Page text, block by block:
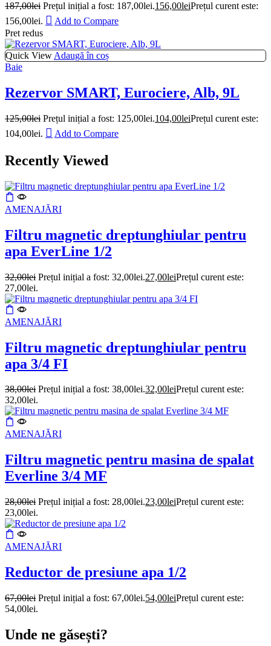
187,00lei Prețul inițial a fost: 187,00lei.156,00leiPrețul curent este:
156,00lei.
Add to Compare
Pret redus
Quick View Adaugă în coș
Baie
Rezervor SMART, Eurociere, Alb, 9L
125,00lei Prețul inițial a fost: 125,00lei.104,00leiPrețul curent este:
104,00lei.
Add to Compare
Recently Viewed
AMENAJĂRI
Filtru magnetic dreptunghiular pentru
apa EverLine 1/2
32,00lei Prețul inițial a fost: 32,00lei.27,00leiPrețul curent este:
27,00lei.
AMENAJĂRI
Filtru magnetic dreptunghiular pentru
apa 3/4 FI
38,00lei Prețul inițial a fost: 38,00lei.32,00leiPrețul curent este:
32,00lei.
AMENAJĂRI
Filtru magnetic pentru masina de spalat
Everline 3/4 MF
28,00lei Prețul inițial a fost: 28,00lei.23,00leiPrețul curent este:
23,00lei.
AMENAJĂRI
Reductor de presiune apa 1/2
67,00lei Prețul inițial a fost: 67,00lei.54,00leiPrețul curent este:
54,00lei.
Unde ne găsești?